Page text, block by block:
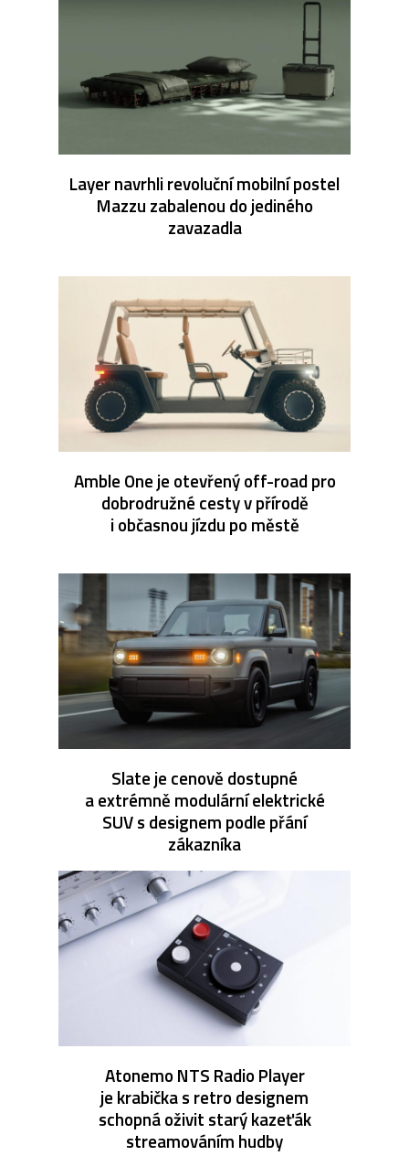
Layer navrhli revoluční mobilní postel
Mazzu zabalenou do jediného
zavazadla
Amble One je otevřený off-road pro
dobrodružné cesty v přírodě
i občasnou jízdu po městě
Slate je cenově dostupné
a extrémně modulární elektrické
SUV s designem podle přání
zákazníka
Atonemo NTS Radio Player
je krabička s retro designem
schopná oživit starý kazeťák
streamováním hudby